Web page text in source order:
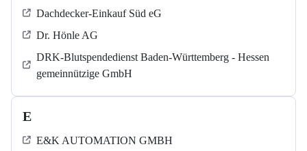
Dachdecker-Einkauf Süd eG
Dr. Hönle AG
DRK-Blutspendedienst Baden-Württemberg - Hessen
gemeinnützige GmbH
E
E&K AUTOMATION GMBH